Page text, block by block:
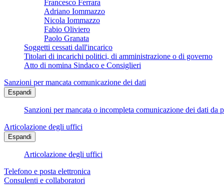
Francesco Ferrara
Adriano Iommazzo
Nicola Iommazzo
Fabio Oliviero
Paolo Granata
Soggetti cessati dall'incarico
Titolari di incarichi politici, di amministrazione o di governo
Atto di nomina Sindaco e Consiglieri
Sanzioni per mancata comunicazione dei dati
Espandi
Sanzioni per mancata o incompleta comunicazione dei dati
Articolazione degli uffici
Espandi
Articolazione degli uffici
Telefono e posta elettronica
Consulenti e collaboratori